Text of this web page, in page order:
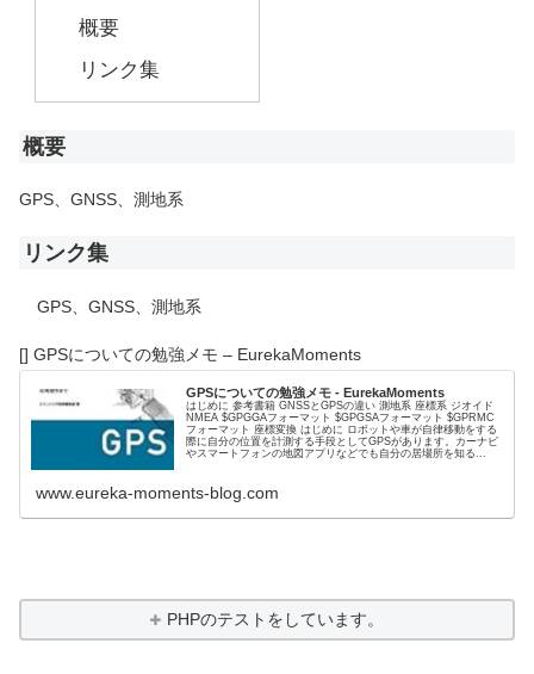
概要
リンク集
概要
GPS、GNSS、測地系
リンク集
GPS、GNSS、測地系
[] GPSについての勉強メモ – EurekaMoments
GPSについての勉強メモ - EurekaMoments
はじめに 参考書籍 GNSSとGPSの違い 測地系 座標系 ジオイド
NMEA $GPGGAフォーマット $GPGSAフォーマット $GPRMC
フォーマット 座標変換 はじめに ロボットや車が自律移動をする
際に自分の位置を計測する手段としてGPSがあります。カーナビ
やスマートフォンの地図アプリなどでも自分の居場所を知る...
www.eureka-moments-blog.com
PHPのテストをしています。